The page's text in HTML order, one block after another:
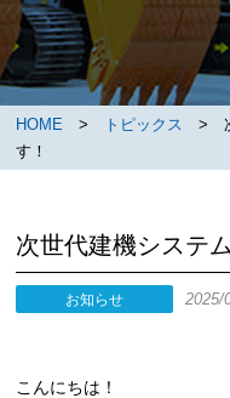
HOME > トピックス > 次
す！
次世代建機システ
お知らせ
こんにちは！